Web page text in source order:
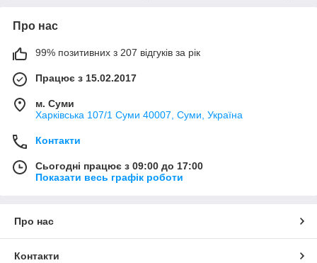
Про нас
99% позитивних з 207 відгуків за рік
Працює з 15.02.2017
м. Суми
Харківська 107/1 Суми 40007, Суми, Україна
Контакти
Сьогодні працює з 09:00 до 17:00
Показати весь графік роботи
Про нас
Контакти